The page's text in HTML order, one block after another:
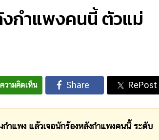
กำแพงคนนี้ ตัวแม่
ความคิดเห็น
ำแพง แล้วเจอนักร้องหลังกำแพงคนนี้ ระดับ